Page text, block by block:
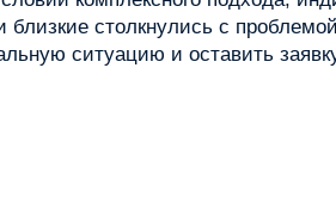
столкнулись с
ситуацию и оставить